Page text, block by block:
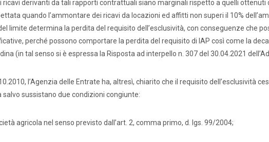
derivanti da tali rapporti contrattuali siano marginali rispetto a quelli ottenuti
quando l’ammontare dei ricavi da locazioni ed affitti non superi il 10%
limite determina la perdita del requisito dell’esclusività, con conseguenze che
perché possono comportare la perdita del requisito di IAP così come la
(in tal senso si è espressa la Risposta ad interpello n. 307 del 30.04.2021
l’Agenzia delle Entrate ha, altresì, chiarito che il requisito dell’esclusività
sussistano due condizioni congiunte:
agricola nel senso previsto dall’art. 2, comma primo, d. lgs. 99/2004;